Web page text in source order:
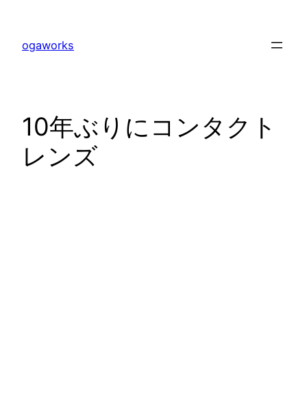
ogaworks
10年ぶりにコンタクト
レンズ